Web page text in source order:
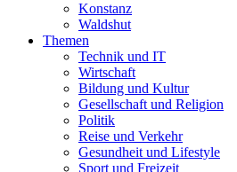
Konstanz
Waldshut
Themen
Technik und IT
Wirtschaft
Bildung und Kultur
Gesellschaft und Religion
Politik
Reise und Verkehr
Gesundheit und Lifestyle
Sport und Freizeit